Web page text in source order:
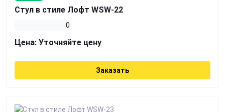
Стул в стиле Лофт WSW-22
0
Цена: Уточняйте цену
Заказать